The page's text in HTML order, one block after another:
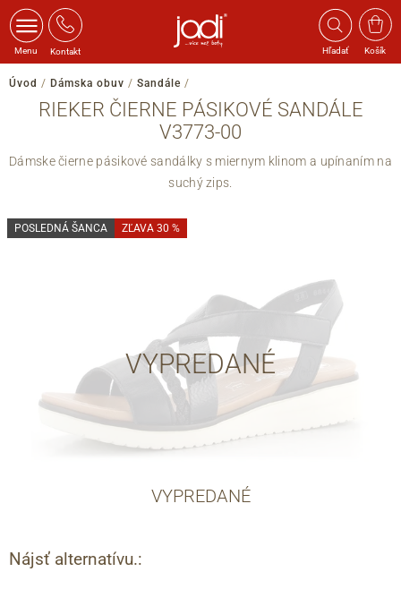
Menu Kontakt Hľadať Košík
Úvod / Dámska obuv / Sandále /
RIEKER ČIERNE PÁSIKOVÉ SANDÁLE
V3773-00
Dámske čierne pásikové sandálky s miernym klinom a upínaním na
suchý zips.
VYPREDANÉ
POSLEDNÁ ŠANCA ZĽAVA 30 %
VYPREDANÉ
Nájsť alternatívu.: